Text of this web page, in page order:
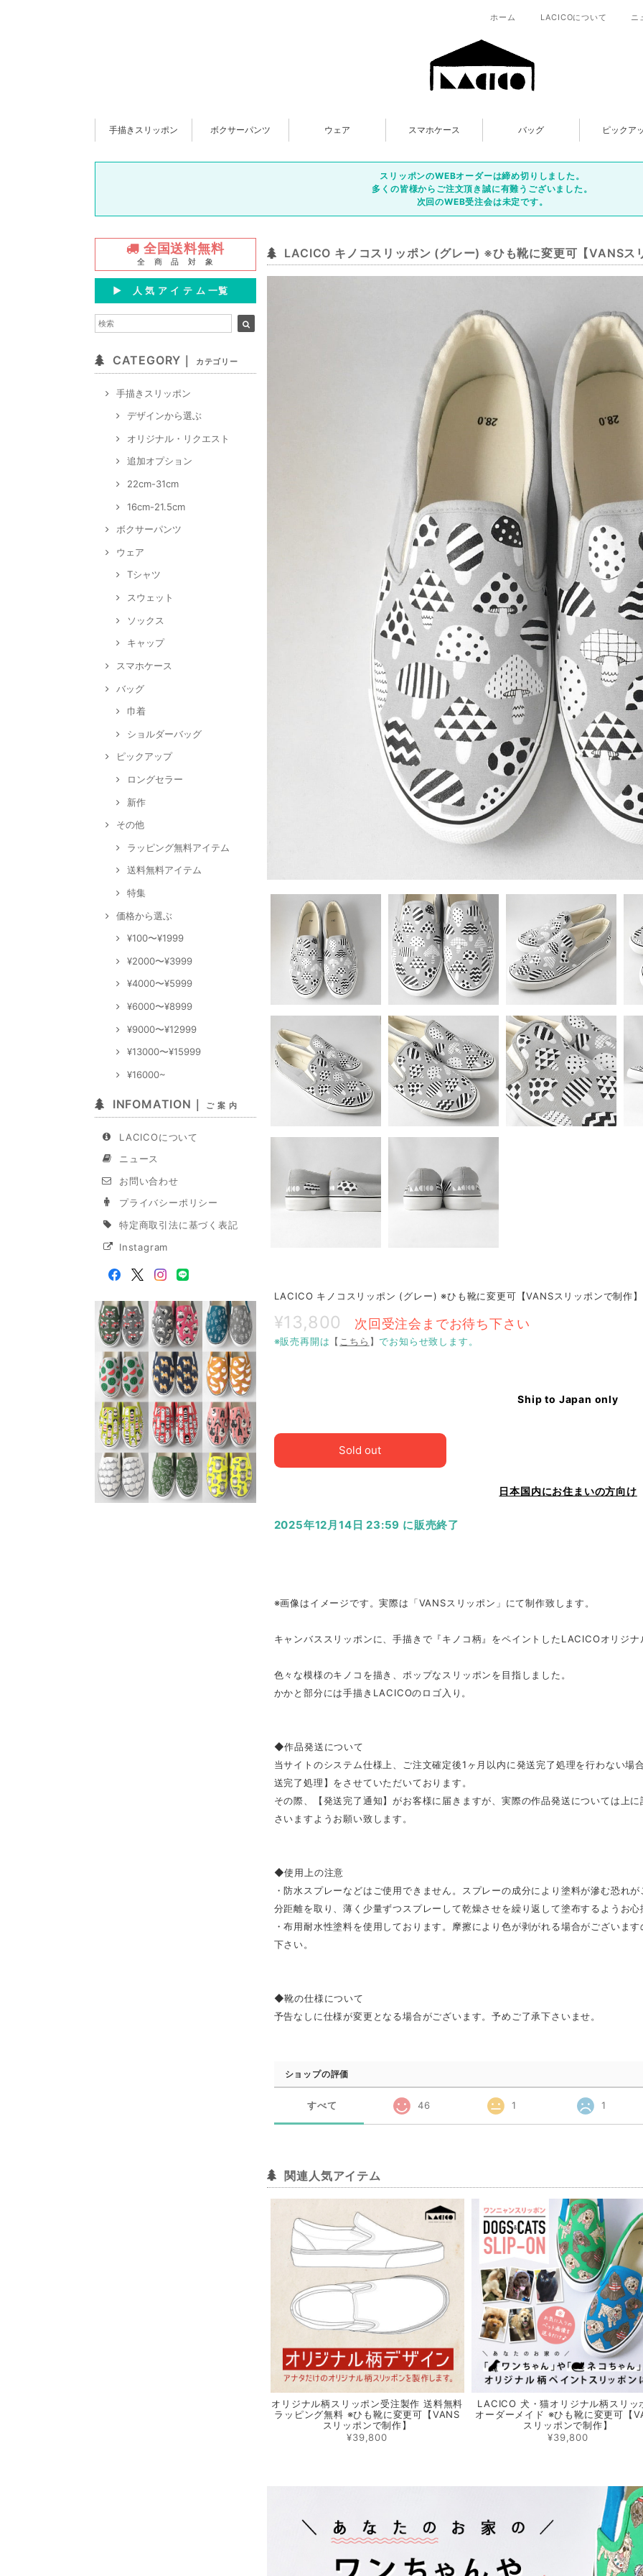
ホーム LACICOについて ニ
手描きスリッポン ボクサーパンツ ウェア スマホケース バッグ ピックア
スリッポンのWEBオーダーは締め切りしました。
多くの皆様からご注文頂き誠に有難うございました。
次回のWEB受注会は未定です。
全国送料無料
全 商 品 対 象
▶︎ 人 気 ア イ テ ム 一覧
CATEGORY｜ カテゴリー
手描きスリッポン
デザインから選ぶ
オリジナル・リクエスト
追加オプション
22cm-31cm
16cm-21.5cm
ボクサーパンツ
ウェア
Tシャツ
スウェット
ソックス
キャップ
スマホケース
バッグ
巾着
ショルダーバッグ
ピックアップ
ロングセラー
新作
その他
ラッピング無料アイテム
送料無料アイテム
特集
価格から選ぶ
¥100〜¥1999
¥2000〜¥3999
¥4000〜¥5999
¥6000〜¥8999
¥9000〜¥12999
¥13000〜¥15999
¥16000~
INFOMATION｜ ご 案 内
LACICOについて
ニュース
お問い合わせ
プライバシーポリシー
特定商取引法に基づく表記
Instagram
LACICO キノコスリッポン (グレー) ※ひも靴に変更可【VANSス
LACICO キノコスリッポン (グレー) ※ひも靴に変更可【VANSスリッポンで制作】
¥13,800 次回受注会までお待ち下さい
※販売再開は 【 こちら 】でお知らせ致します。
Ship to Japan only
Sold out
日本国内にお住まいの方向け
2025年12月14日 23:59 に販売終了
※画像はイメージです。実際は「VANSスリッポン」にて制作致します。
キャンバススリッポンに、手描きで『キノコ柄』をペイントしたLACICOオリジ
色々な模様のキノコを描き、ポップなスリッポンを目指しました。
かかと部分には手描きLACICOのロゴ入り。
◆作品発送について
当サイトのシステム仕様上、ご注文確定後1ヶ月以内に発送完了処理を行わない場
送完了処理】をさせていただいております。
その際、【発送完了通知】がお客様に届きますが、実際の作品発送については上
さいますようお願い致します。
◆使用上の注意
・防水スプレーなどはご使用できません。スプレーの成分により塗料が滲む恐れ
分距離を取り、薄く少量ずつスプレーして乾燥させを繰り返して塗布するようお
・布用耐水性塗料を使用しております。摩擦により色が剥がれる場合がございま
下さい。
◆靴の仕様について
予告なしに仕様が変更となる場合がございます。予めご了承下さいませ。
ショップの評価
すべて 46 1 1
関連人気アイテム
オリジナル柄スリッポン受注製作 送料無料
ラッピング無料 ※ひも靴に変更可【VANS
スリッポンで制作】
¥39,800
LACICO 犬・猫オリジナル柄スリッ
オーダーメイド ※ひも靴に変更可【
スリッポンで制作】
¥39,800